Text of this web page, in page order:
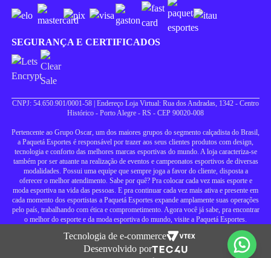
SEGURANÇA E CERTIFICADOS
CNPJ: 54.650.901/0001-58 | Endereço Loja Virtual: Rua dos Andradas, 1342 - Centro
Histórico - Porto Alegre - RS - CEP 90020-008
Pertencente ao Grupo Oscar, um dos maiores grupos do segmento calçadista do Brasil,
a Paquetá Esportes é responsável por trazer aos seus clientes produtos com design,
tecnologia e conforto das melhores marcas esportivas do mundo. A loja caracteriza-se
também por ser atuante na realização de eventos e campeonatos esportivos de diversas
modalidades. Possui uma equipe que sempre joga a favor do cliente, disposta a
oferecer o melhor atendimento. Sabe por quê? Pra colocar cada vez mais esporte e
moda esportiva na vida das pessoas. E pra continuar cada vez mais ativa e presente em
cada momento dos esportistas a Paquetá Esportes expande amplamente suas operações
pelo país, trabalhando com ética e comprometimento. Agora você já sabe, pra encontrar
o melhor do esporte e da moda esportiva do mundo, visite a Paquetá Esportes.
Tecnologia de e-commerce
Desenvolvido por